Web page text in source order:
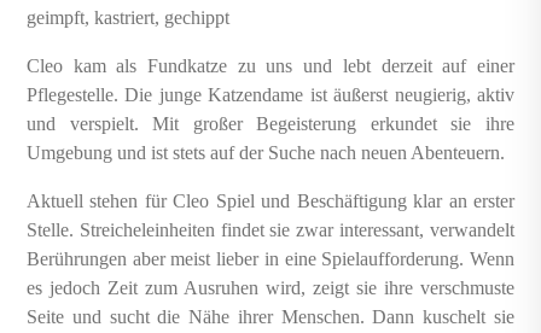
geimpft, kastriert, gechippt
Cleo kam als Fundkatze zu uns und lebt derzeit auf einer
Pflegestelle. Die junge Katzendame ist äußerst neugierig, aktiv
und verspielt. Mit großer Begeisterung erkundet sie ihre
Umgebung und ist stets auf der Suche nach neuen Abenteuern.
Aktuell stehen für Cleo Spiel und Beschäftigung klar an erster
Stelle. Streicheleinheiten findet sie zwar interessant, verwandelt
Berührungen aber meist lieber in eine Spielaufforderung. Wenn
es jedoch Zeit zum Ausruhen wird, zeigt sie ihre verschmuste
Seite und sucht die Nähe ihrer Menschen. Dann kuschelt sie